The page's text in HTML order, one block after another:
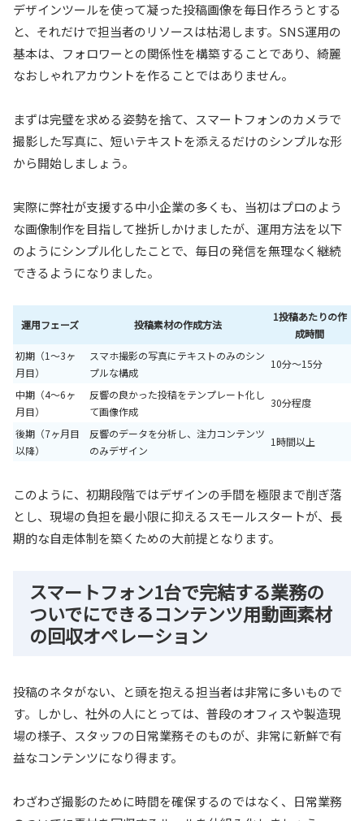
デザインツールを使って凝った投稿画像を毎日作ろうとする
と、それだけで担当者のリソースは枯渇します。SNS運用の
基本は、フォロワーとの関係性を構築することであり、綺麗
なおしゃれアカウントを作ることではありません。
まずは完璧を求める姿勢を捨て、スマートフォンのカメラで
撮影した写真に、短いテキストを添えるだけのシンプルな形
から開始しましょう。
実際に弊社が支援する中小企業の多くも、当初はプロのよう
な画像制作を目指して挫折しかけましたが、運用方法を以下
のようにシンプル化したことで、毎日の発信を無理なく継続
できるようになりました。
運用フェーズ 投稿素材の作成方法
1投稿あたりの作
成時間
初期（1〜3ヶ
月目）
スマホ撮影の写真にテキストのみのシン
プルな構成
10分〜15分
中期（4〜6ヶ
月目）
反響の良かった投稿をテンプレート化し
て画像作成
30分程度
後期（7ヶ月目
以降）
反響のデータを分析し、注力コンテンツ
のみデザイン
1時間以上
このように、初期段階ではデザインの手間を極限まで削ぎ落
とし、現場の負担を最小限に抑えるスモールスタートが、長
期的な自走体制を築くための大前提となります。
スマートフォン1台で完結する業務の
ついでにできるコンテンツ用動画素材
の回収オペレーション
投稿のネタがない、と頭を抱える担当者は非常に多いもので
す。しかし、社外の人にとっては、普段のオフィスや製造現
場の様子、スタッフの日常業務そのものが、非常に新鮮で有
益なコンテンツになり得ます。
わざわざ撮影のために時間を確保するのではなく、日常業務